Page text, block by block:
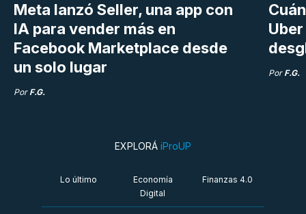
Meta lanzó Seller, una app con
IA para vender más en
Facebook Marketplace desde
un solo lugar
Por F.G.
Por F.G.
EXPLORÁ iProUP
Lo último
Economía
Digital
Finanzas 4.0